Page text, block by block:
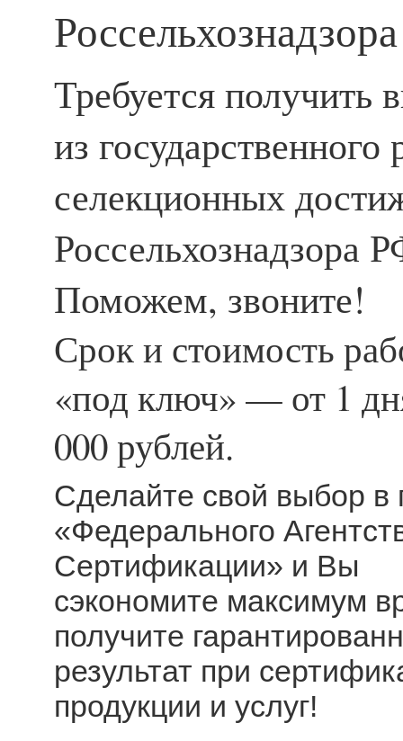
Требуется получить
из государственного
селекционных
Россельхознадзора
Поможем, звоните!
Срок и стоимость
«под ключ» — от 1
000 рублей.
Сделайте свой выбор в
«Федерального
Сертификации» и Вы
сэкономите максимум
получите
результат при
продукции и услуг!